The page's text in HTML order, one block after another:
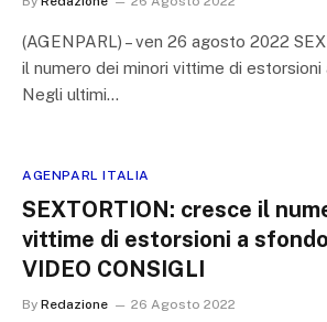
(AGENPARL) – ven 26 agosto 2022
il numero dei minori vittime di
Negli ultimi…
AGENPARL ITALIA
SEXTORTION: cresce il
vittime di estorsioni a
VIDEO CONSIGLI
By Redazione 26 Agosto 2022